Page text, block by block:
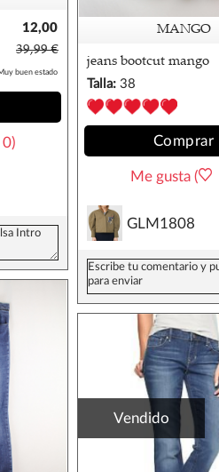
12,00
€
39,99 €
buen estado
0)
MANGO
jeans bootcut mango
38
Talla: 38
Comprar
Me gusta (
GLM1808
Vendido